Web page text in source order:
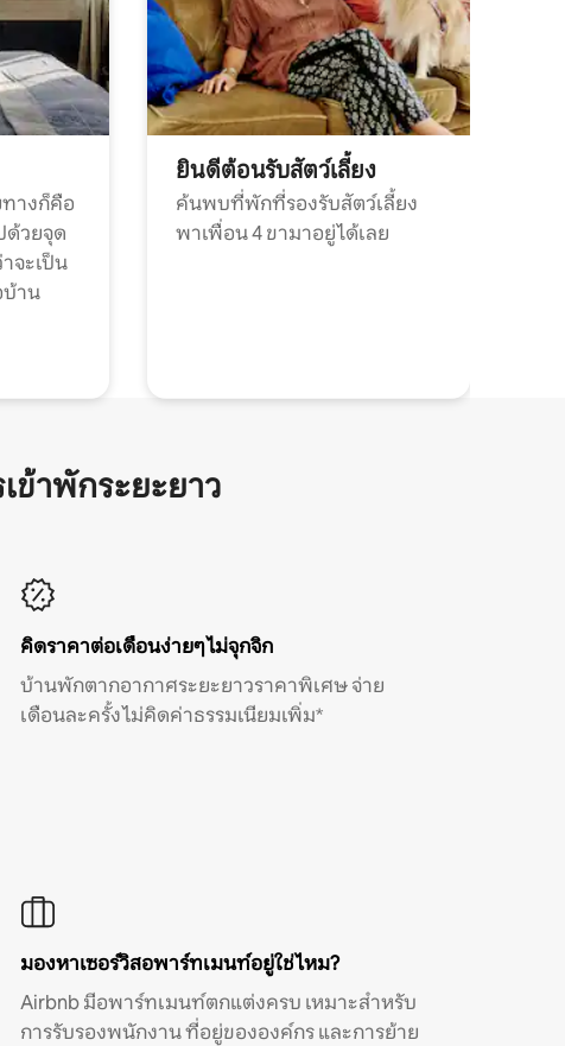
างก็คือ
ด้วยจุด
จะเป็น
บ้าน
ยินดีต้อนรับสัตว์เลี้ยง
ค้นพบที่พักที่รองรับสัตว์เลี้ยง
พาเพื่อน 4 ขามาอยู่ได้เลย
ข้าพักระยะยาว
คิดราคาต่อเดือนง่ายๆ ไม่จุกจิก
บ้านพักตากอากาศระยะยาวราคาพิเศษ จ่าย
เดือนละครั้ง ไม่คิดค่าธรรมเนียมเพิ่ม*
มองหาเซอร์วิสอพาร์ทเมนท์อยู่ใช่ไหม?
Airbnb มีอพาร์ทเมนท์ตกแต่งครบ เหมาะสำหรับ
การรับรองพนักงาน ที่อยู่ขององค์กร และการย้าย